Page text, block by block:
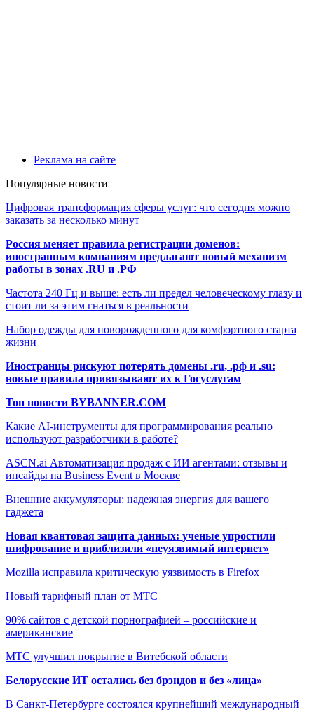
Реклама на сайте
Популярные новости
Цифровая трансформация сферы услуг: что сегодня можно
заказать за несколько минут
Россия меняет правила регистрации доменов:
иностранным компаниям предлагают новый механизм
работы в зонах .RU и .РФ
Частота 240 Гц и выше: есть ли предел человеческому глазу и
стоит ли за этим гнаться в реальности
Набор одежды для новорожденного для комфортного старта
жизни
Иностранцы рискуют потерять домены .ru, .рф и .su:
новые правила привязывают их к Госуслугам
Топ новости BYBANNER.COM
Какие AI-инструменты для программирования реально
используют разработчики в работе?
ASCN.ai Автоматизация продаж с ИИ агентами: отзывы и
инсайды на Business Event в Москве
Внешние аккумуляторы: надежная энергия для вашего
гаджета
Новая квантовая защита данных: ученые упростили
шифрование и приблизили «неуязвимый интернет»
Mozilla исправила критическую уязвимость в Firefox
Новый тарифный план от МТС
90% сайтов с детской порнографией – российские и
американские
МТС улучшил покрытие в Витебской области
Белорусские ИТ остались без брэндов и без «лица»
В Санкт-Петербурге состоялся крупнейший международный